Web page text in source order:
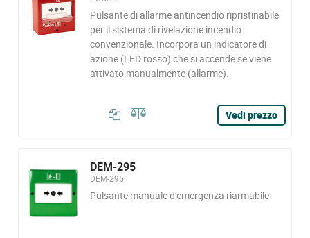
Pulsante di allarme antincendio ripristinabile
per il sistema di rivelazione incendio
convenzionale. Incorpora un indicatore di
azione (LED rosso) che si accende se viene
attivato manualmente (allarme).
Vedi prezzo
DEM-295
DEM-295
Pulsante manuale d'emergenza riarmabile